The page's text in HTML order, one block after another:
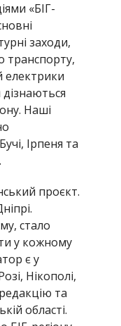
«БІГ-
заходи,
транспорту,
електрики
Наші
Ірпеня та
проєкт.
стало
у кожному
є у
Нікополі,
та
області.